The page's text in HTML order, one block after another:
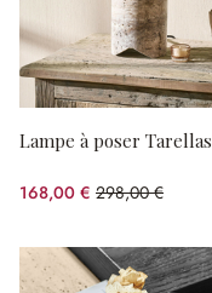
Lampe à poser Tarellas
168,00 € 298,00 €
(43.62%spared)